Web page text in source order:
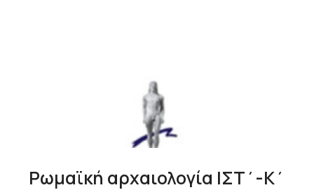
Ρωμαϊκή αρχαιολογία ΙΣΤ΄-Κ΄